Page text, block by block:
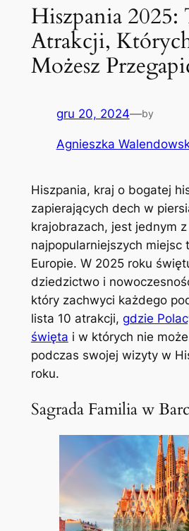
Hiszpania 2025:
Atrakcji,
Możesz
gru 20, 2024—by
Agnieszka
Hiszpania, kraj o bogatej
zapierających dech w
krajobrazach, jest jednym z
najpopularniejszych miejsc
Europie. W 2025 roku
dziedzictwo i
który zachwyci każdego
lista 10 atrakcji, gdzie
święta i w których nie
podczas swojej wizyty w
roku.
Sagrada Familia w